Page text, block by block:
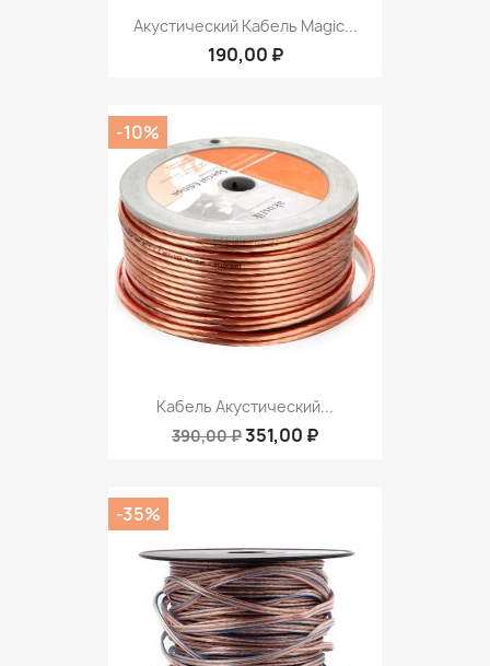
Акустический Кабель Magic...
190,00 ₽
Кабель Акустический...
390,00 ₽351,00 ₽
-10%
-35%